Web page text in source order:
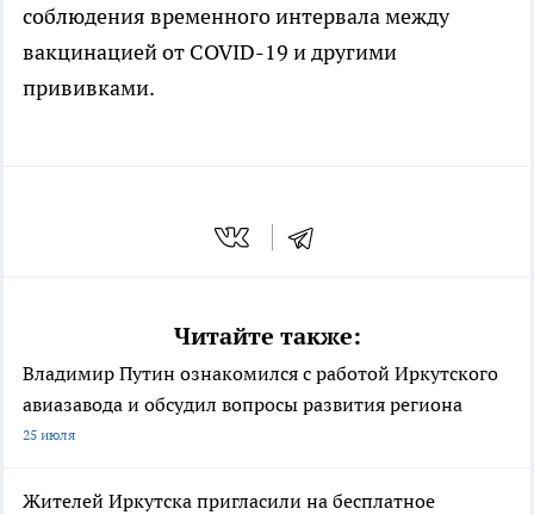
соблюдения временного интервала между
вакцинацией от COVID-19 и другими
прививками.
Читайте также:
Владимир Путин ознакомился с работой Иркутского
авиазавода и обсудил вопросы развития региона
25 июля
Жителей Иркутска пригласили на бесплатное